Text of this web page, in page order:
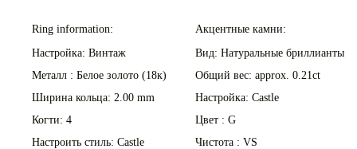
Ring information:
Настройка: Винтаж
Металл : Белое золото (18к)
Ширина кольца: 2.00 mm
Когти: 4
Настроить стиль: Castle
Акцентные камни:
Вид: Натуральные бриллианты
Общий вес: approx. 0.21ct
Настройка: Castle
Цвет : G
Чистота : VS